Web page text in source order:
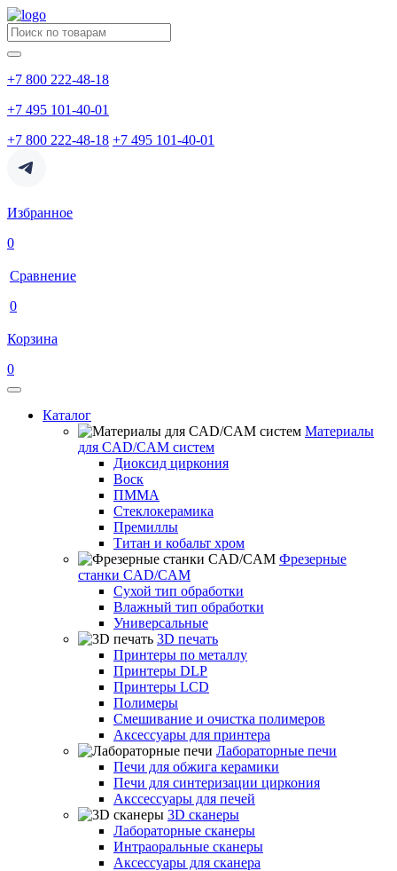
+7 800 222-48-18
+7 495 101-40-01
+7 800 222-48-18 +7 495 101-40-01
Избранное
0
Сравнение
0
Корзина
0
Каталог
Материалы
для CAD/CAM систем
Диоксид циркония
Воск
ПММА
Стеклокерамика
Премиллы
Титан и кобальт хром
Фрезерные
станки CAD/CAM
Сухой тип обработки
Влажный тип обработки
Универсальные
3D печать
Принтеры по металлу
Принтеры DLP
Принтеры LCD
Полимеры
Смешивание и очистка полимеров
Аксессуары для принтера
Лабораторные печи
Печи для обжига керамики
Печи для синтеризации циркония
Акссессуары для печей
3D сканеры
Лабораторные сканеры
Интраоральные сканеры
Аксессуары для сканера